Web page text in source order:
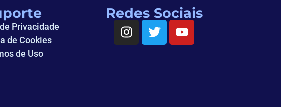
Privacidade
de Cookies
de Uso
Redes Sociais